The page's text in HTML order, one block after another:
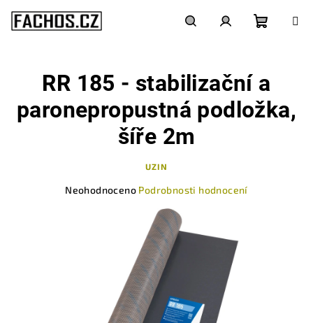
obsah
košík
RR 185 - stabilizační a
paronepropustná podložka,
šíře 2m
UZIN
Neohodnoceno Podrobnosti hodnocení